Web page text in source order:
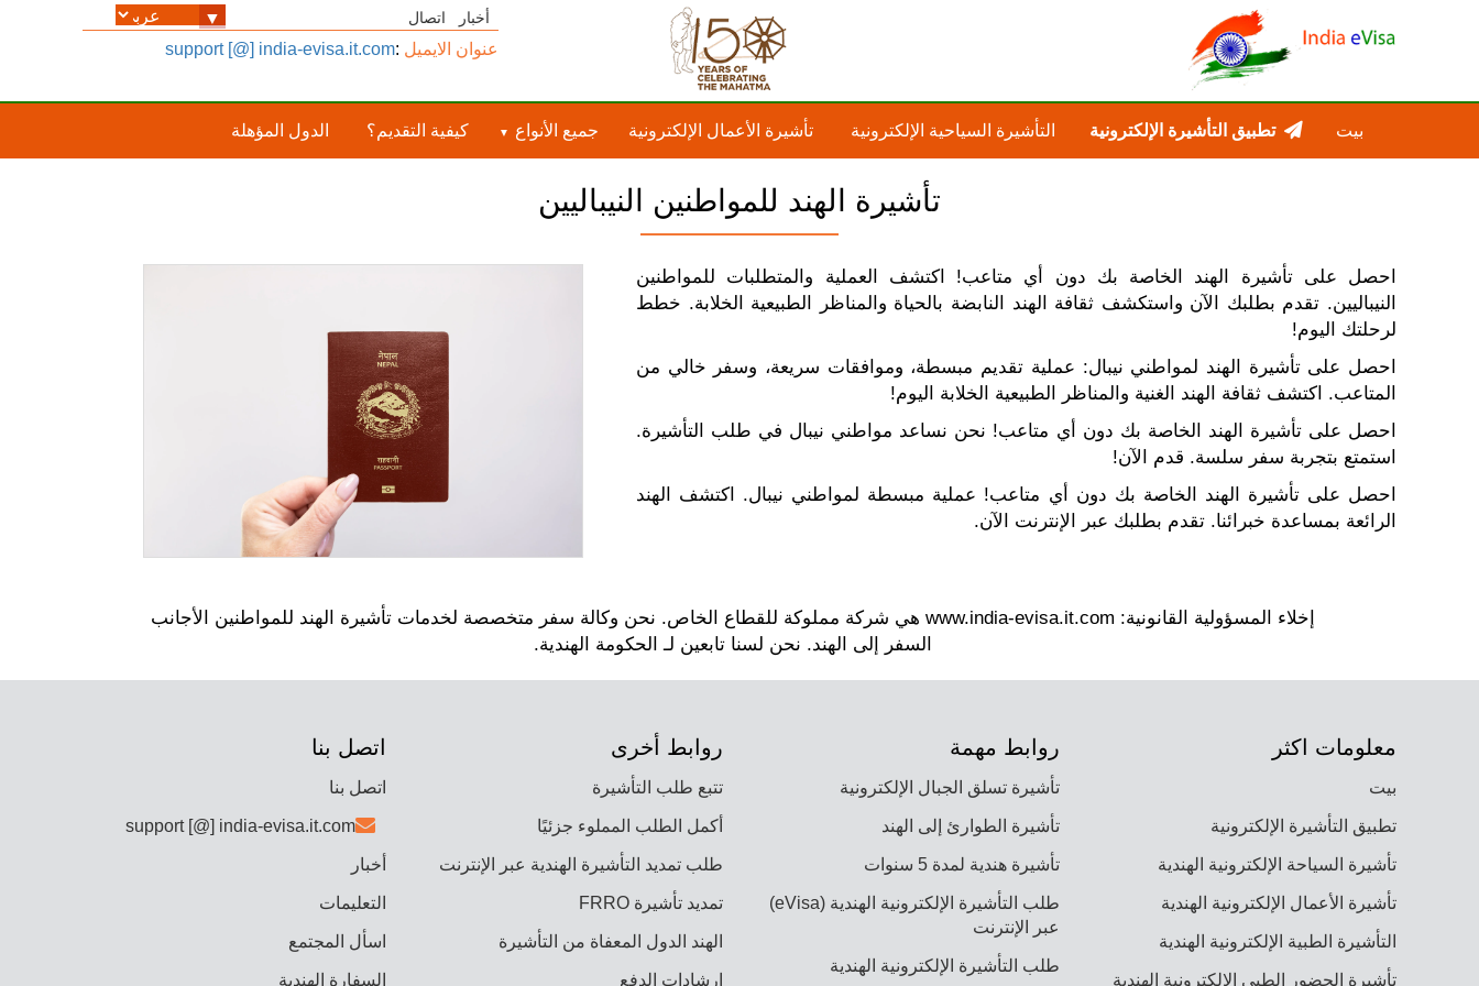
أخبار اتصال
عنوان الايميل :
support [@] india-evisa.it.com
بيت تطبيق التأشيرة الإلكترونية التأشيرة السياحية الإلكترونية تأشيرة الأعمال الإلكترونية جميع الأنواع كيفية التقديم؟ الدول المؤهلة
تأشيرة الهند للمواطنين النيباليين
احصل على تأشيرة الهند الخاصة بك دون أي متاعب! اكتشف العملية والمتطلبات للمواطنين
النيباليين. تقدم بطلبك الآن واستكشف ثقافة الهند النابضة بالحياة والمناظر الطبيعية الخلابة. خطط
لرحلتك اليوم!
احصل على تأشيرة الهند لمواطني نيبال: عملية تقديم مبسطة، وموافقات سريعة، وسفر خالي من
المتاعب. اكتشف ثقافة الهند الغنية والمناظر الطبيعية الخلابة اليوم!
احصل على تأشيرة الهند الخاصة بك دون أي متاعب! نحن نساعد مواطني نيبال في طلب التأشيرة.
استمتع بتجربة سفر سلسة. قدم الآن!
احصل على تأشيرة الهند الخاصة بك دون أي متاعب! عملية مبسطة لمواطني نيبال. اكتشف الهند
الرائعة بمساعدة خبرائنا. تقدم بطلبك عبر الإنترنت الآن.
معلومات اكثر
بيت
تطبيق التأشيرة الإلكترونية
تأشيرة السياحة الإلكترونية الهندية
تأشيرة الأعمال الإلكترونية الهندية
التأشيرة الطبية الإلكترونية الهندية
تأشيرة الحضور الطبي الإلكترونية الهندية
روابط مهمة
تأشيرة تسلق الجبال الإلكترونية
تأشيرة الطوارئ إلى الهند
تأشيرة هندية لمدة 5 سنوات
طلب التأشيرة الإلكترونية الهندية (eVisa)
عبر الإنترنت
طلب التأشيرة الإلكترونية الهندية
روابط أخرى
تتبع طلب التأشيرة
أكمل الطلب المملوء جزئيًا
طلب تمديد التأشيرة الهندية عبر الإنترنت
تمديد تأشيرة FRRO
الهند الدول المعفاة من التأشيرة
إرشادات الدفع
اتصل بنا
اتصل بنا
support [@] india-evisa.it.com
أخبار
التعليمات
اسأل المجتمع
السفارة الهندية